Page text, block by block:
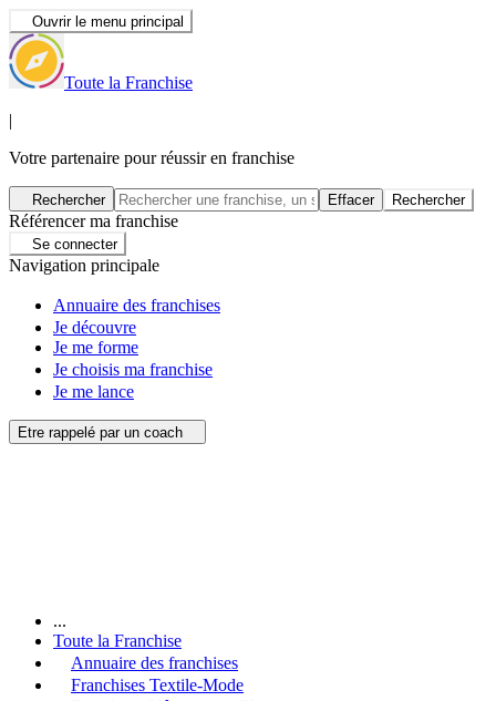
Ouvrir le menu principal
Toute la Franchise
|
Votre partenaire pour réussir en franchise
Rechercher Effacer Rechercher
Référencer ma franchise
Se connecter
Navigation principale
Annuaire des franchises
Je découvre
Je me forme
Je choisis ma franchise
Je me lance
Etre rappelé par un coach
...
Toute la Franchise
Annuaire des franchises
Franchises Textile-Mode